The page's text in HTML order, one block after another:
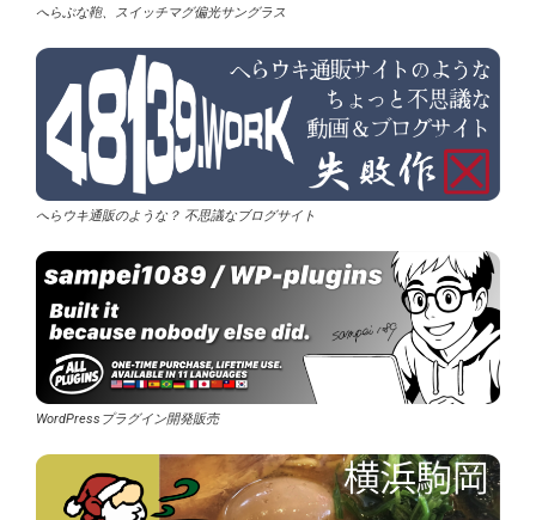
へらぶな鞄、スイッチマグ偏光サングラス
へらウキ通販のような？ 不思議なブログサイト
WordPressプラグイン開発販売